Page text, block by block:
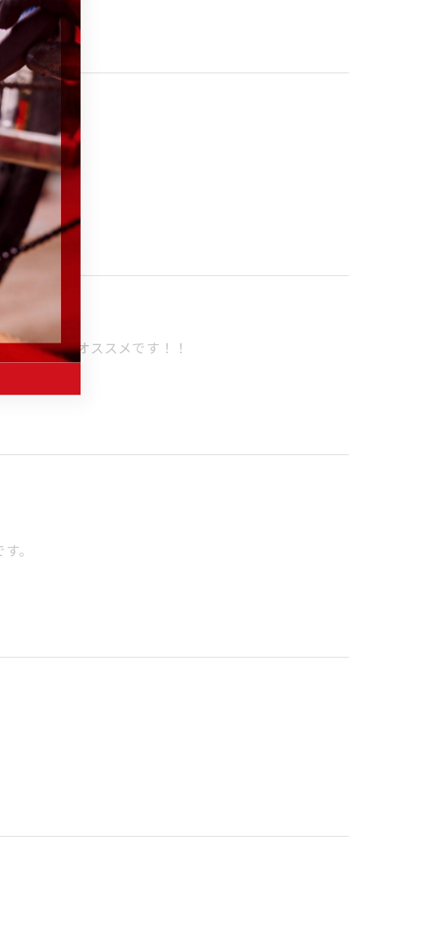
いう方にオススメです！！
。